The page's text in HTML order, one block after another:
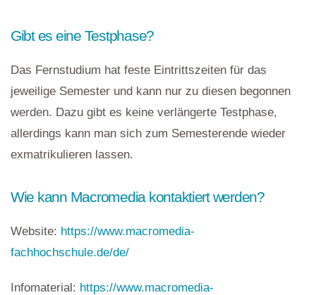
Gibt es eine Testphase?
Das Fernstudium hat feste Eintrittszeiten für das
jeweilige Semester und kann nur zu diesen begonnen
werden. Dazu gibt es keine verlängerte Testphase,
allerdings kann man sich zum Semesterende wieder
exmatrikulieren lassen.
Wie kann Macromedia kontaktiert werden?
Website: https://www.macromedia-
fachhochschule.de/de/
Infomaterial: https://www.macromedia-